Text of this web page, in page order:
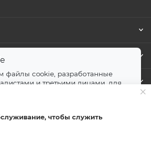
+7 499 372-04-62чтобы служить
файлы cookie, разработанные
и третьими лицами, для